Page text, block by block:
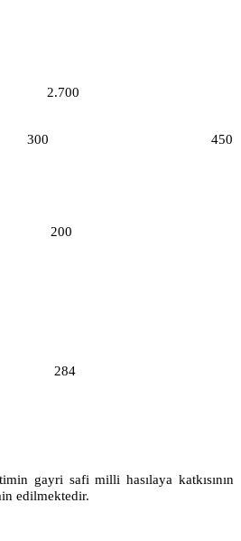
2.700
300 450
200
284
gayri safi milli hasılaya katkısının
edilmektedir.